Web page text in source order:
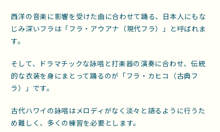
西洋の音楽に影響を受けた曲に合わせて踊る、日本人にもな
じみ深いフラは「フラ・アウアナ（現代フラ）」と呼ばれま
す。
そして、ドラマチックな詠唱と打楽器の演奏に合わせ、伝統
的な衣装を身にまとって踊るのが「フラ・カヒコ（古典フ
ラ）」です。
古代ハワイの詠唱はメロディがなく淡々と語るように行うた
め難しく、多くの練習を必要とします。